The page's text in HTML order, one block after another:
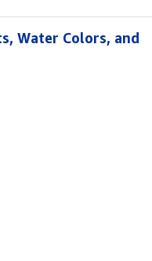
Water Colors, and